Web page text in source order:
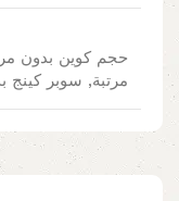
حجم كوين بدون
مرتبة, سوبر كينج